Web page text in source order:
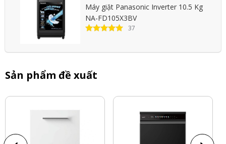
Máy giặt Panasonic Inverter 10.5 Kg
NA-FD105X3BV
37
Sản phẩm đề xuất